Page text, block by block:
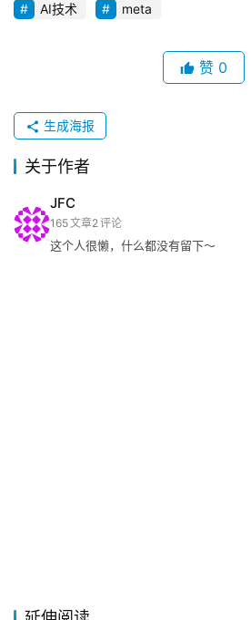
AI技术 meta
赞 0
生成海报
关于作者
JFC
165文章2评论
这个人很懒，什么都没有留下～